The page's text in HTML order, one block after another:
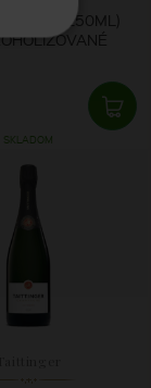
ZERO (250ML)
SKLADOM